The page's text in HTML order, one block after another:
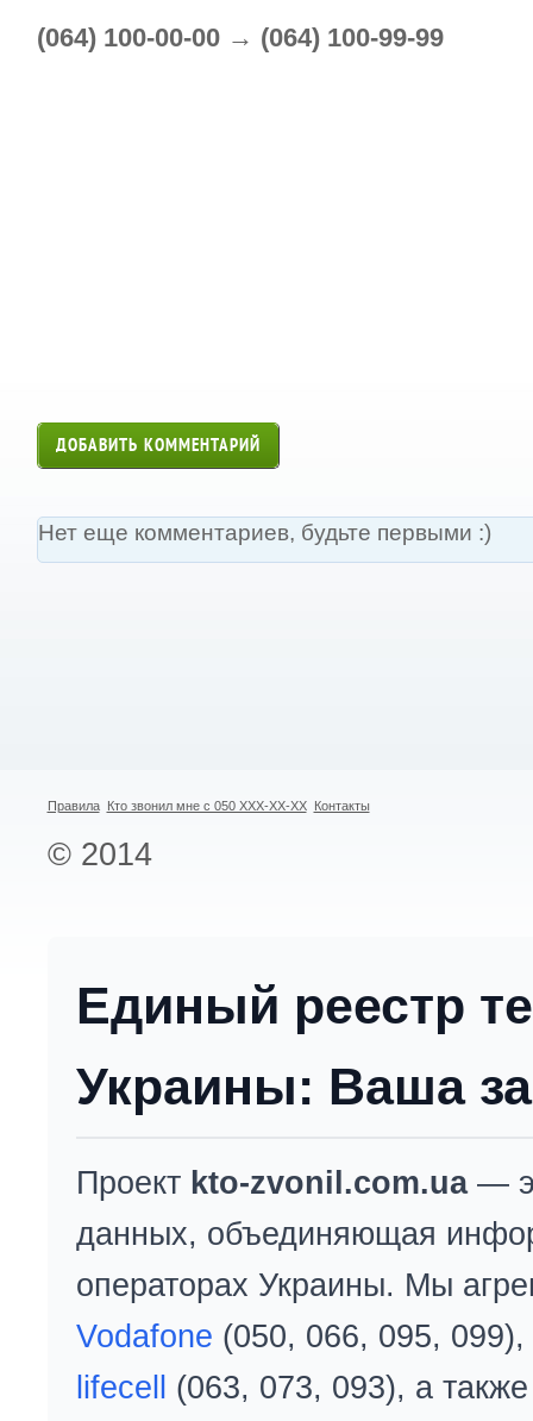
(064) 100-00-00 → (064) 100-99-99
ДОБАВИТЬ КОММЕНТАРИЙ
Нет еще комментариев, будьте первыми :)
Правила Кто звонил мне с 050 XXX-XX-XX Контакты
© 2014
Единый реестр
Украины: Ваша
Проект kto-zvonil.com.ua—
данных, объединяющая
операторах Украины. Мы
Vodafone (050, 066, 095, 099),
lifecell
(063, 073, 093), а